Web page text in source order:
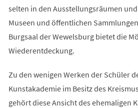
selten in den Ausstellungsräumen
Museen und öffentlichen
Burgsaal der Wewelsburg bietet die
Wiederentdeckung.
Zu den wenigen Werken der Schüler
Kunstakademie im Besitz des
gehört diese Ansicht des ehemaligen